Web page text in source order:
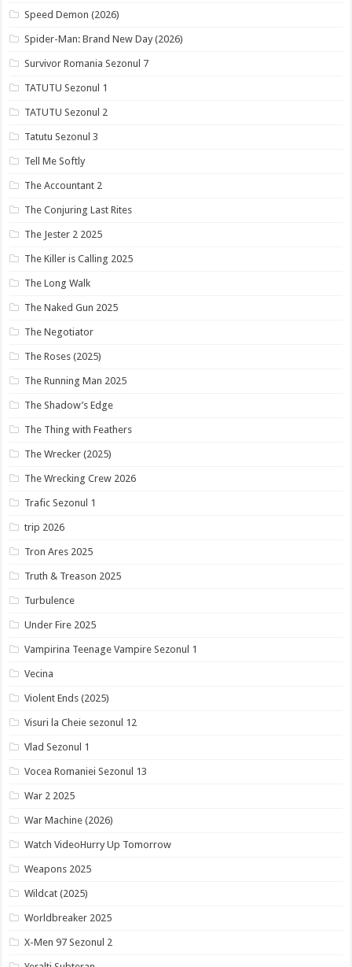
Speed Demon (2026)
Spider-Man: Brand New Day (2026)
Survivor Romania Sezonul 7
TATUTU Sezonul 1
TATUTU Sezonul 2
Tatutu Sezonul 3
Tell Me Softly
The Accountant 2
The Conjuring Last Rites
The Jester 2 2025
The Killer is Calling 2025
The Long Walk
The Naked Gun 2025
The Negotiator
The Roses (2025)
The Running Man 2025
The Shadow’s Edge
The Thing with Feathers
The Wrecker (2025)
The Wrecking Crew 2026
Trafic Sezonul 1
trip 2026
Tron Ares 2025
Truth & Treason 2025
Turbulence
Under Fire 2025
Vampirina Teenage Vampire Sezonul 1
Vecina
Violent Ends (2025)
Visuri la Cheie sezonul 12
Vlad Sezonul 1
Vocea Romaniei Sezonul 13
War 2 2025
War Machine (2026)
Watch VideoHurry Up Tomorrow
Weapons 2025
Wildcat (2025)
Worldbreaker 2025
X-Men 97 Sezonul 2